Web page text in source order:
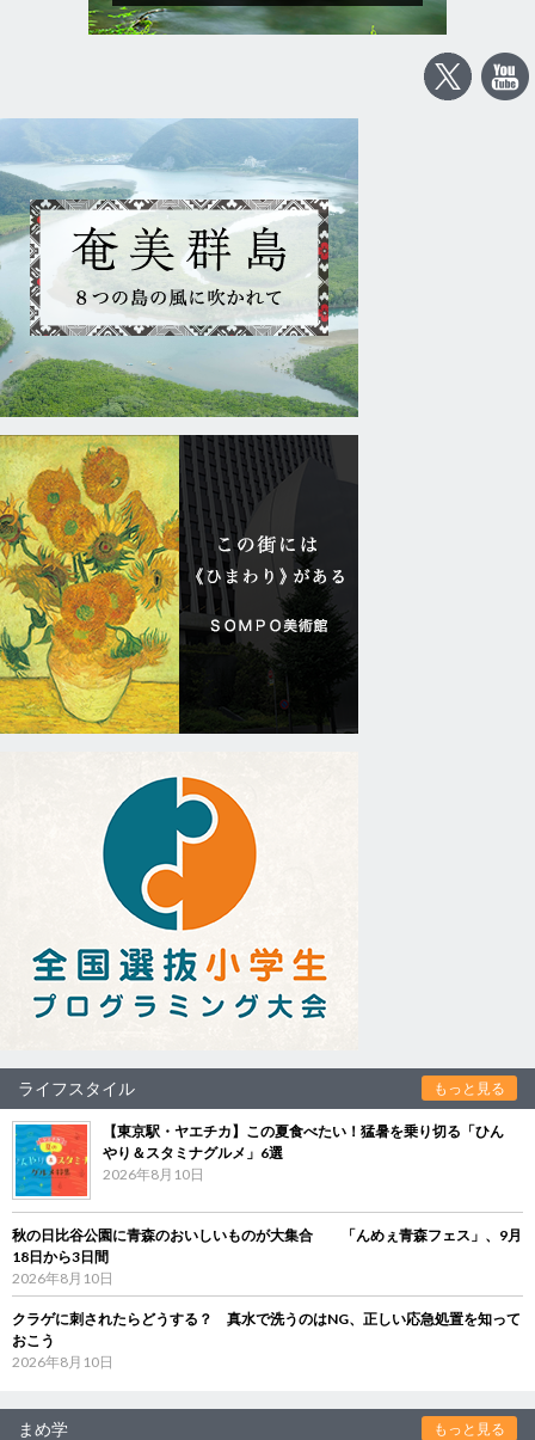
ライフスタイル もっと見る
【東京駅・ヤエチカ】この夏食べたい！猛暑を乗り切る「ひん
やり＆スタミナグルメ」6選
2026年8月10日
秋の日比谷公園に青森のおいしいものが大集合 「んめぇ青森フェス」、9月
18日から3日間
2026年8月10日
クラゲに刺されたらどうする？ 真水で洗うのはNG、正しい応急処置を知って
おこう
2026年8月10日
まめ学 もっと見る